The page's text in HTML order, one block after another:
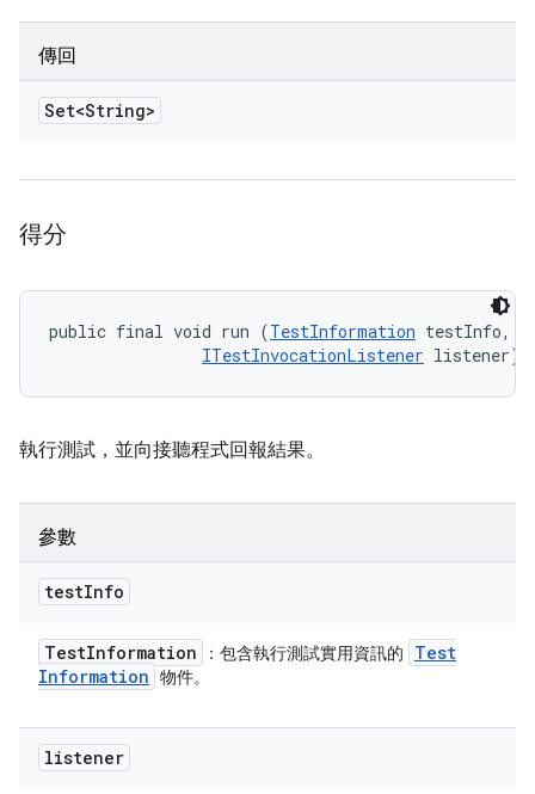
傳回
Set<String>
得分
public final void run (TestInformation testInfo,
ITestInvocationListener listener)
執行測試，並向接聽程式回報結果。
參數
testInfo
TestInformation ：包含執行測試實用資訊的
Test
Information 物件。
listener